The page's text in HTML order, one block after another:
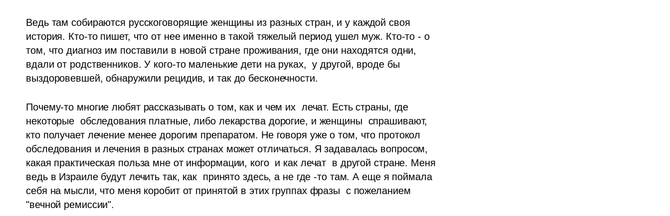
Ведь там собираются русскоговорящие женщины из разных стран, и у каждой своя
история. Кто-то пишет, что от нее именно в такой тяжелый период ушел муж. Кто-то - о
том, что диагноз им поставили в новой стране проживания, где они находятся одни,
вдали от родственников. У кого-то маленькие дети на руках,  у другой, вроде бы
выздоровевшей, обнаружили рецидив, и так до бесконечности.
Почему-то многие любят рассказывать о том, как и чем их  лечат. Есть страны, где
некоторые  обследования платные, либо лекарства дорогие, и женщины  спрашивают,
кто получает лечение менее дорогим препаратом. Не говоря уже о том, что протокол
обследования и лечения в разных странах может отличаться. Я задавалась вопросом,
какая практическая польза мне от информации, кого  и как лечат  в другой стране. Меня
ведь в Израиле будут лечить так, как  принято здесь, а не где -то там. А еще я поймала
себя на мысли, что меня коробит от принятой в этих группах фразы  с пожеланием
"вечной ремиссии".